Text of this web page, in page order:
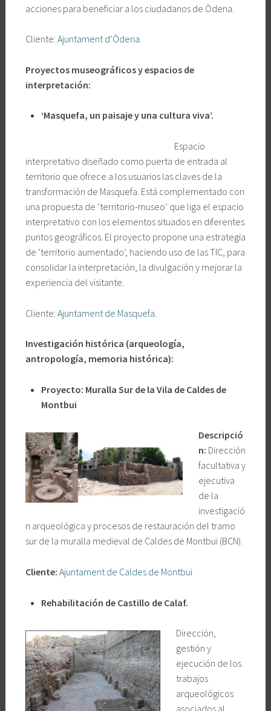
acciones para beneficiar a los ciudadanos de Òdena.
Cliente: Ajuntament d’Òdena.
Proyectos museográficos y espacios de
interpretación:
‘Masquefa, un paisaje y una cultura viva’.
Espacio
interpretativo diseñado como puerta de entrada al
territorio que ofrece a los usuarios las claves de la
transformación de Masquefa. Está complementado con
una propuesta de ‘territorio-museo’ que liga el espacio
interpretativo con los elementos situados en diferentes
puntos geográficos. El proyecto propone una estrategia
de ‘territorio aumentado’, haciendo uso de las TIC, para
consolidar la interpretación, la divulgación y mejorar la
experiencia del visitante.
Cliente: Ajuntament de Masquefa.
Investigación histórica (arqueología,
antropología, memoria histórica):
Proyecto: Muralla Sur de la Vila de Caldes de
Montbui
Descripció
n: Dirección
facultativa y
ejecutiva
de la
investigació
n arqueológica y procesos de restauración del tramo
sur de la muralla medieval de Caldes de Montbui (BCN).
Cliente: Ajuntament de Caldes de Montbui
Rehabilitación de Castillo de Calaf.
Dirección,
gestión y
ejecución de los
trabajos
arqueológicos